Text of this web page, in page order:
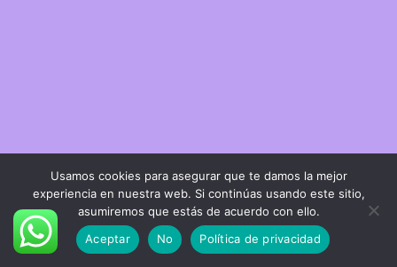
Usamos cookies para asegurar que te damos la mejor
experiencia en nuestra web. Si continúas usando este sitio,
asumiremos que estás de acuerdo con ello.
Aceptar
No Política de privacidad